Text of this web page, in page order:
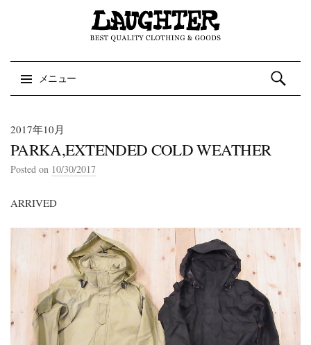
メニュー
検索:
2017年10月
PARKA,EXTENDED COLD WEATHER
Posted on 10/30/2017
ARRIVED